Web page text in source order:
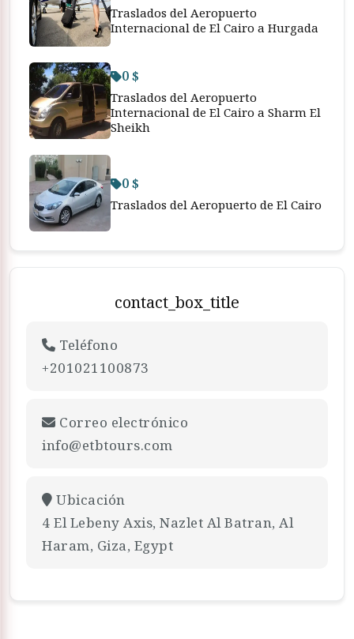
Traslados del Aeropuerto
Internacional de El Cairo a Hurgada
0 $
Traslados del Aeropuerto
Internacional de El Cairo a Sharm El
Sheikh
0 $
Traslados del Aeropuerto de El Cairo
contact_box_title
Teléfono
+201021100873
Correo electrónico
info@etbtours.com
Ubicación
4 El Lebeny Axis, Nazlet Al Batran, Al
Haram, Giza, Egypt